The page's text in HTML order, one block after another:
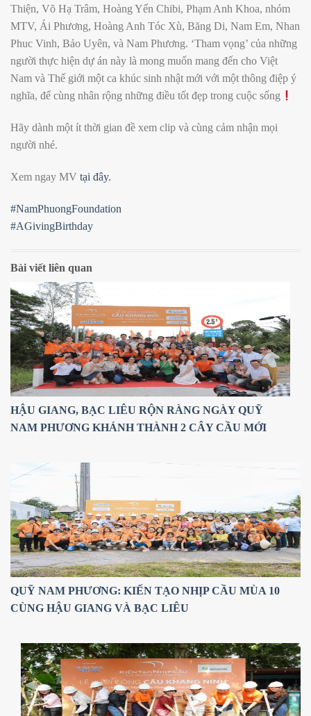
Thiện, Võ Hạ Trâm, Hoàng Yến Chibi, Phạm Anh Khoa, nhóm
MTV, Ái Phương, Hoàng Anh Tóc Xù, Băng Di, Nam Em, Nhan
Phuc Vinh, Bảo Uyên, và Nam Phương. ‘Tham vọng’ của những
người thực hiện dự án này là mong muốn mang đến cho Việt
Nam và Thế giới một ca khúc sinh nhật mới với một thông điệp ý
nghĩa, để cùng nhân rộng những điều tốt đẹp trong cuộc sống
Hãy dành một ít thời gian đề xem clip và cùng cảm nhận mọi
người nhé.
Xem ngay MV tại đây.
#NamPhuongFoundation
#AGivingBirthday
Bài viết liên quan
HẬU GIANG, BẠC LIÊU RỘN RÀNG NGÀY QUỸ
NAM PHƯƠNG KHÁNH THÀNH 2 CÂY CẦU MỚI
QUỸ NAM PHƯƠNG: KIẾN TẠO NHỊP CẦU MÙA 10
CÙNG HẬU GIANG VÀ BẠC LIÊU